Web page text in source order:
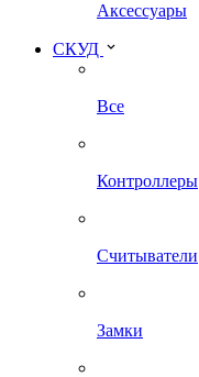
Аксессуары
СКУД
Все
Контроллеры
Считыватели
Замки